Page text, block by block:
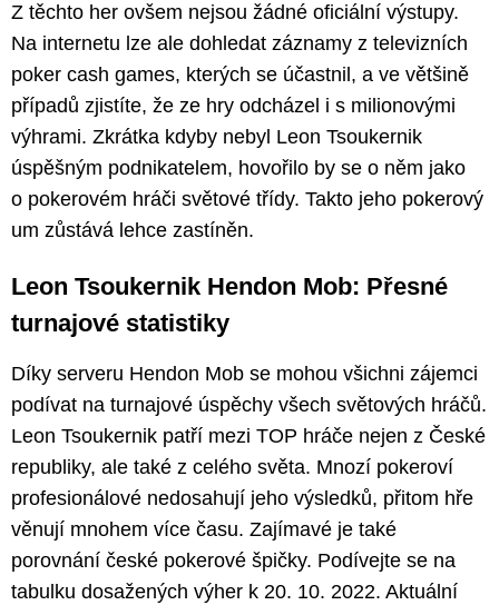
Z těchto her ovšem nejsou žádné oficiální výstupy.
Na internetu lze ale dohledat záznamy z televizních
poker cash games, kterých se účastnil, a ve většině
případů zjistíte, že ze hry odcházel i s milionovými
výhrami. Zkrátka kdyby nebyl Leon Tsoukernik
úspěšným podnikatelem, hovořilo by se o něm jako
o pokerovém hráči světové třídy. Takto jeho pokerový
um zůstává lehce zastíněn.
Leon Tsoukernik Hendon Mob: Přesné
turnajové statistiky
Díky serveru Hendon Mob se mohou všichni zájemci
podívat na turnajové úspěchy všech světových hráčů.
Leon Tsoukernik patří mezi TOP hráče nejen z České
republiky, ale také z celého světa. Mnozí pokeroví
profesionálové nedosahují jeho výsledků, přitom hře
věnují mnohem více času. Zajímavé je také
porovnání české pokerové špičky. Podívejte se na
tabulku dosažených výher k 20. 10. 2022. Aktuální